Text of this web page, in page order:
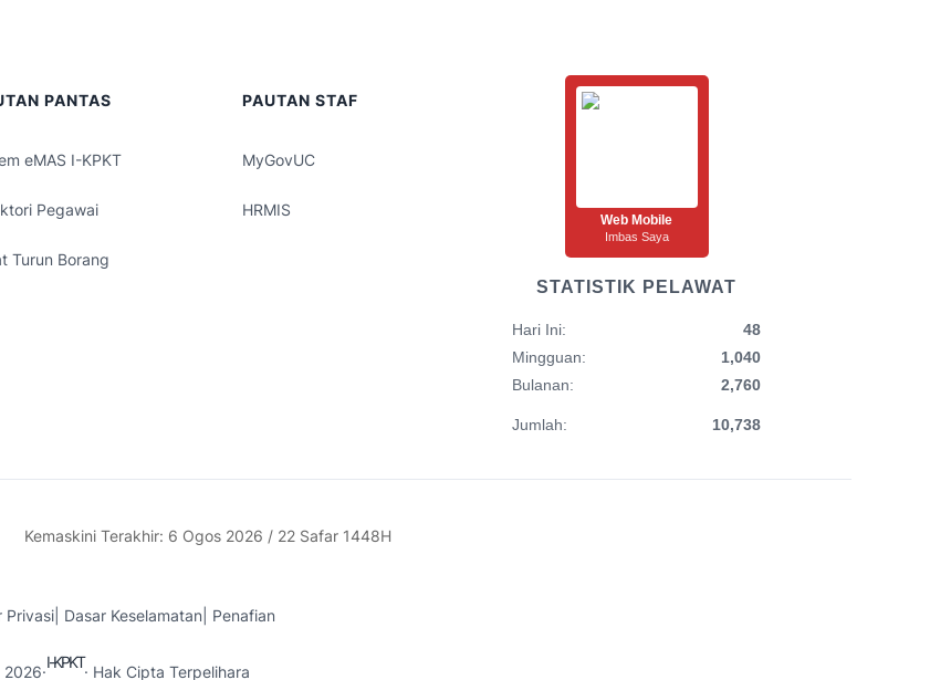
PANTAS
eMAS I-KPKT
Pegawai
Turun Borang
PAUTAN STAF
MyGovUC
HRMIS
Web Mobile
Imbas Saya
STATISTIK PELAWAT
Hari Ini:
48
Mingguan:
1,040
Bulanan:
2,760
Jumlah: 10,738
Kemaskini Terakhir: 6 Ogos 2026 / 22 Safar 1448H
Privasi| Dasar Keselamatan Penafian
·
I-KPKT
· Hak Cipta Terpelihara